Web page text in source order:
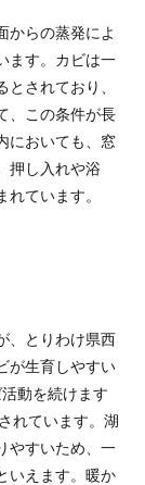
からの蒸発によ
ます。カビは一
されており、
、この条件が長
においても、窓
押し入れや浴
ています。
、とりわけ県西
が生育しやすい
動を続けます
れています。湖
やすいため、一
いえます。暖か